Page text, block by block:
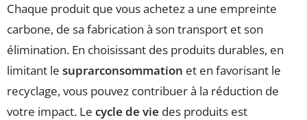
Chaque produit que vous achetez a une empreinte
carbone, de sa fabrication à son transport et son
élimination. En choisissant des produits durables, en
limitant le suprarconsommation et en favorisant le
recyclage, vous pouvez contribuer à la réduction de
votre impact. Le cycle de vie des produits est